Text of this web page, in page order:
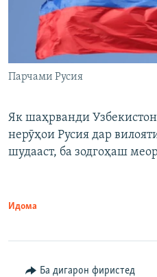
Парчами Русия
Як шаҳрванди
нерӯҳои Русия дар
шудааст, ба зодгоҳаш
Идома
Ба дигарон фиристед